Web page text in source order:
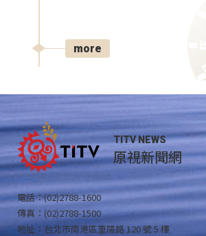
more
TITV NEWS
原視新聞網
電話：(02)2788-1600
傳真：(02)2788-1500
地址：台北市南港區重陽路 120 號 5 樓